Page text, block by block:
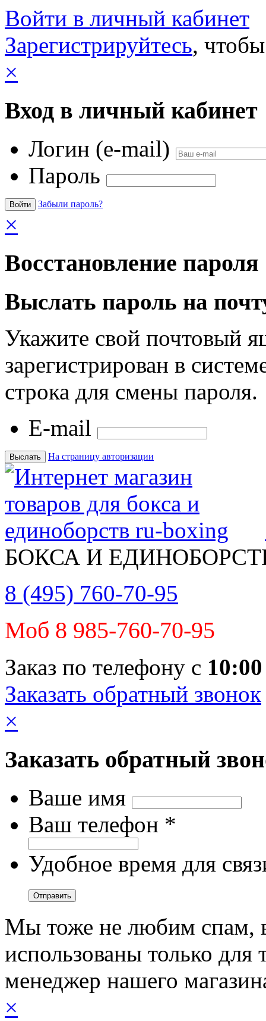
Войти в личный кабинет
Зарегистрируйтесь,
×
Вход в личный кабинет
Логин (e-mail)
Пароль
Забыли пароль?
×
Восстановление пароля
Выслать пароль на
Укажите свой почтовый
зарегистрирован в
строка для смены пароля.
E-mail
На страницу авторизации
БОКСА И
8 (495) 760-70-95
Моб 8 985-760-70-95
Заказ по телефону с 10:00
Заказать обратный звонок
×
Заказать обратный
Ваше имя
Ваш телефон *
Удобное время для
Мы тоже не любим спам,
использованы только для
менеджер нашего
×